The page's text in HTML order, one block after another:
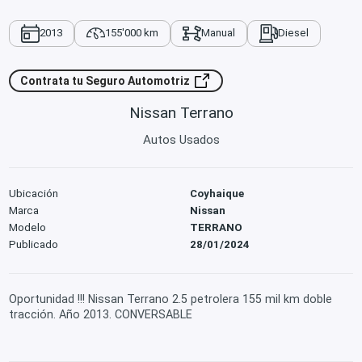
2013 155'000 km Manual Diesel
Contrata tu Seguro Automotriz
Nissan Terrano
Autos Usados
Ubicación
Coyhaique
Marca
Nissan
Modelo
TERRANO
Publicado
28/01/2024
Oportunidad !!! Nissan Terrano 2.5 petrolera 155 mil km doble
tracción. Año 2013. CONVERSABLE